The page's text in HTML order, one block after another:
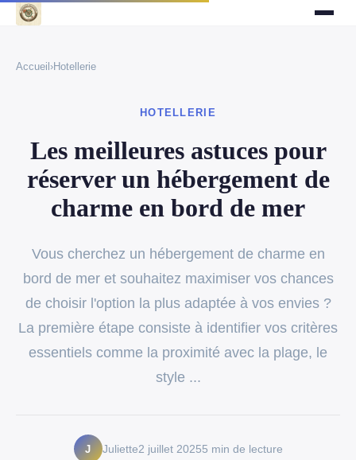
Accueil ›Hotellerie
HOTELLERIE
Les meilleures astuces pour
réserver un hébergement de
charme en bord de mer
Vous cherchez un hébergement de charme en
bord de mer et souhaitez maximiser vos chances
de choisir l'option la plus adaptée à vos envies ?
La première étape consiste à identifier vos critères
essentiels comme la proximité avec la plage, le
style ...
J Juliette2 juillet 20255 min de lecture